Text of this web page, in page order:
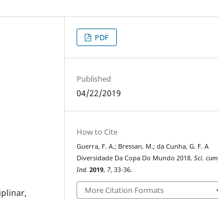
PDF
Published
04/22/2019
How to Cite
Guerra, F. A.; Bressan, M.; da Cunha, G. F. A
Diversidade Da Copa Do Mundo 2018.Sci. cum
Ind. 2019, 7, 33-36.
More Citation Formats